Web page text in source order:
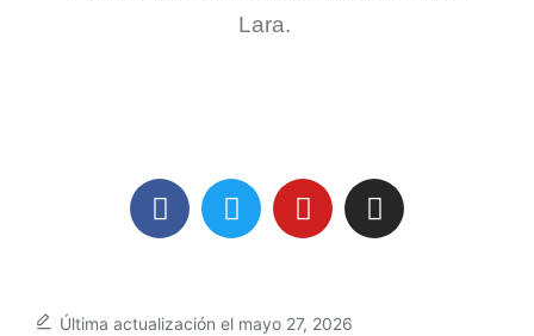
Lara.
Última actualización el mayo 27, 2026